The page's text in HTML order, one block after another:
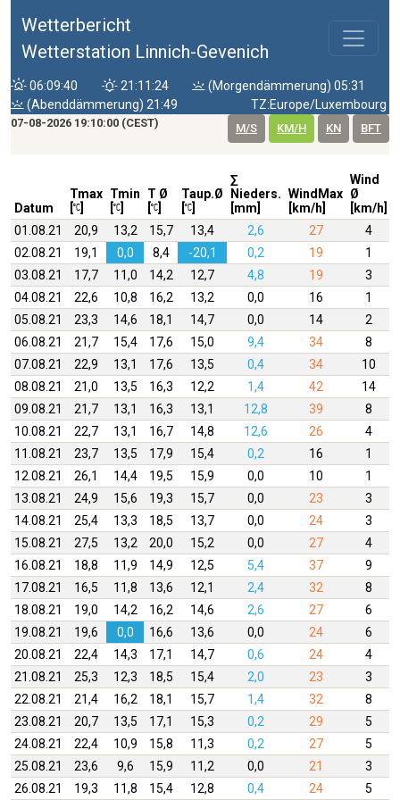
Wetterbericht
Wetterstation Linnich-Gevenich
06:09:40 21:11:24
(Morgendämmerung) 05:31
(Abenddämmerung) 21:49
TZ:Europe/Luxembourg
07-08-2026 19:10:00 (CEST) M/S KM/H KN BFT
Datum
Tmax Tmin
T Ø
Taup.Ø
∑
Nieders.
[mm]
WindMax
[km/h]
Wind
Ø
[km/h]
01.08.21 20,9 13,2 15,7 13,4 2,6 27
4
02.08.21
19,1 0,0 8,4 -20,1 0,2 19 1
03.08.21
17,7 11,0 14,2 12,7 4,8 19
3
04.08.21
22,6 10,8 16,2 13,2 0,0 16
1
05.08.21
23,3 14,6 18,1 14,7 0,0 14
2
06.08.21
21,7 15,4 17,6 15,0 9,4 34
8
07.08.21
22,9 13,1 17,6 13,5 0,4 34
10
08.08.21
21,0 13,5 16,3 12,2 1,4 42
14
09.08.21
21,7 13,1 16,3 13,1 12,8 39
8
10.08.21
22,7 13,1 16,7 14,8 12,6 26
4
11.08.21
23,7 13,5 17,9 15,4 0,2 16
1
12.08.21
26,1 14,4 19,5 15,9 0,0 10
1
13.08.21
24,9 15,6 19,3 15,7 0,0 23
3
14.08.21
25,4 13,3 18,5 13,7 0,0 24
3
15.08.21
27,5 13,2 20,0 15,2 0,0 27
4
16.08.21
18,8 11,9 14,9 12,5 5,4 37
9
17.08.21
16,5 11,8 13,6 12,1 2,4 32
8
18.08.21
19,0 14,2 16,2 14,6 2,6 27
6
19.08.21
19,6 0,0 16,6 13,6 0,0 24
6
20.08.21
22,4 14,3 17,1 14,7 0,6 24
4
21.08.21
25,3 12,3 18,5 15,4 2,0 23
3
22.08.21
21,4 16,2 18,1 15,7 1,4 32
8
23.08.21
20,7 13,5 17,1 15,3 0,2 29
5
24.08.21
22,4 10,9 15,8 11,3 0,2 27
5
25.08.21
23,6 9,6 15,9 11,2 0,0 21
3
26.08.21
19,3 11,8 15,4 12,8 0,4 24 5